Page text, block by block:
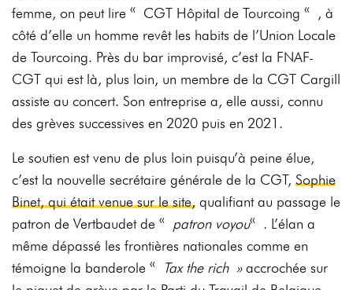
femme, on peut lire « CGT Hôpital de Tourcoing « , à
côté d’elle un homme revêt les habits de l’Union Locale
de Tourcoing. Près du bar improvisé, c’est la FNAF-
CGT qui est là, plus loin, un membre de la CGT Cargill
assiste au concert. Son entreprise a, elle aussi, connu
des grèves successives en 2020 puis en 2021.
Le soutien est venu de plus loin puisqu’à peine élue,
c’est la nouvelle secrétaire générale de la CGT,Sophie
Binet, qui était venue sur le site, qualifiant au passage le
patron de Vertbaudet de « patron voyou« . L’élan a
même dépassé les frontières nationales comme en
témoigne la banderole «
Tax the rich »accrochée sur